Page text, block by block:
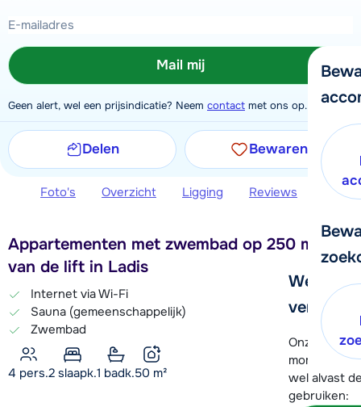
We
verder!
Onze
moment
wel alvast
gebruiken:
Mail mij
Geen alert, wel een prijsindicatie? Neem contact met ons op.
Delen Bewaren
Foto's Overzicht Ligging Reviews
Appartementen met zwembad op 250 meter
van de lift in Ladis
Internet via Wi-Fi
Sauna (gemeenschappelijk)
Zwembad
4 pers.2 slaapk.1 badk.50 m²